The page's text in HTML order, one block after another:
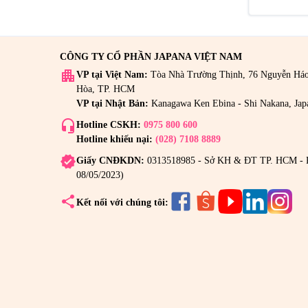
CÔNG TY CỔ PHẦN JAPANA VIỆT NAM
apartment VP tại Việt Nam: Tòa Nhà Trường Thịnh, 76 Nguyễn
Hòa, TP. HCM
VP tại Nhật Bản: Kanagawa Ken Ebina - Shi Nakana,
headset_mic Hotline CSKH: 0975 800 600
Hotline khiếu nại: (028) 7108 8889
verifiedGiấy CNĐKDN: 0313518985 - Sở KH & ĐT TP. HCM -
08/05/2023)
share Kết nối với chúng tôi: